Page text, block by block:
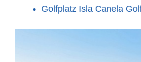
Golfplatz Isla Canela